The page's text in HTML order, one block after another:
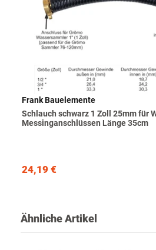
Frank Bauelemente
Schlauch schwarz 1 Zoll 25mm für
Messinganschlüssen Länge 35cm
24,19 €
Ähnliche Artikel